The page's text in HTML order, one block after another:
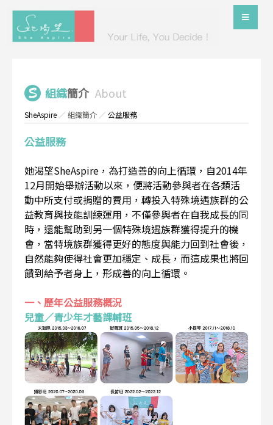
組織簡介 About
SheAspire ／組織簡介 ／公益服務
公益服務
她渴望SheAspire，為打造善的向上循環，自2014年
12月開始舉辦活動以來，便將活動參與者在各類活
動中所支付或捐贈的費用，轉投入特殊境遇族群的公
益教育與技能訓練運用，不僅參與者在自我成長的同
時，還能幫助到另一個特殊境遇族群獲得提升的機
會，當特境族群獲得更好的態度與能力回到社會後，
自然能夠使得社會更加穩定、成長，而這成果也將回
饋到給予者身上，形成善的向上循環。
一、歷年公益服務概況
兒童／青少年才藝課輔班